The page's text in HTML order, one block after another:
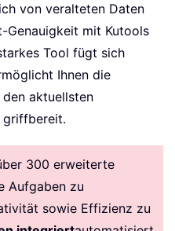
von veralteten Daten
Genauigkeit mit Kutools
Tool fügt sich
Ihnen die
aktuellsten
griffbereit.
300 erweiterte
Aufgaben zu
sowie Effizienz zu